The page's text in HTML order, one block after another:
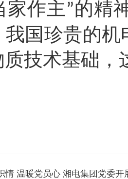
家作主”的精
我国珍贵的
技术基础
情 温暖党员心 湘电集团党委开